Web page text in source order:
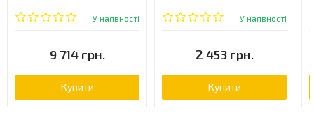
(162436)
У наявності
9 714 грн.
Купити
пісочний (BDP 760M)
У наявності
2 453 грн.
Купити